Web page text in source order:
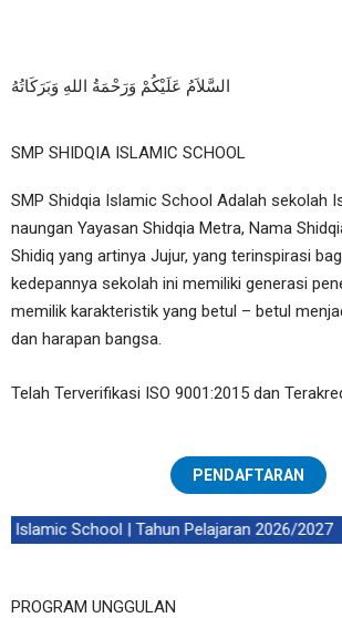
السَّلاَمُ عَلَيْكُمْ وَرَحْمَةُ اللهِ وَبَرَكَاتُهُ
SMP SHIDQIA ISLAMIC SCHOOL
SMP Shidqia Islamic School Adalah sekolah
naungan Yayasan Shidqia Metra, Nama
Shidiq yang artinya Jujur, yang terinspirasi
kedepannya sekolah ini memiliki generasi
memilik karakteristik yang betul – betul
dan harapan bangsa.
Telah Terverifikasi ISO 9001:2015 dan
PENDAFTARAN
School | Tahun Pelajaran 2026/2027
PROGRAM UNGGULAN